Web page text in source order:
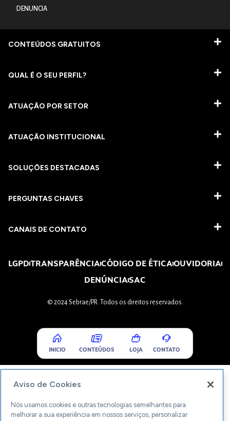
DENUNCIA
CONTEÚDOS GRATUITOS
QUAL É O SEU PERFIL?
ATUAÇÃO POR SETOR
ATUAÇÃO INSTITUCIONAL
SOLUÇÕES DESTACADAS
PERGUNTAS CHAVES​
CANAIS DE CONTATO
LGPDTRANSPARÊNCIACÓDIGO DE ÉTICAOUVIDORIA
DENÚNCIASAC
© 2024 Sebrae/PR. Todos os direitos reservados.
INICIO CONTEÚDOS LOJA CONTATO
Aviso de Cookies
Nós usamos cookies e outras tecnologias semelhantes para
melhorar a sua experiência em nossos serviços, personalizar